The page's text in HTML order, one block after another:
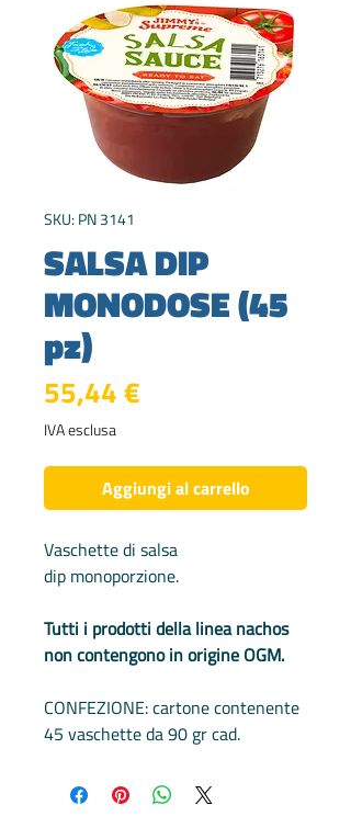
SKU: PN 3141
SALSA DIP
MONODOSE (45
pz)
55,44 €
IVA esclusa
Aggiungi al carrello
Vaschette di salsa
dip monoporzione.
Tutti i prodotti della linea nachos
non contengono in origine OGM.
CONFEZIONE: cartone contenente
45 vaschette da 90 gr cad.